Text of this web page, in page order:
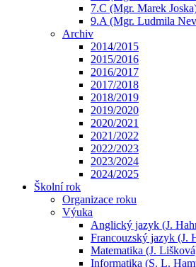
7.C (Mgr. Marek
9.A (Mgr. Ludmila
Archiv
2014/2015
2015/2016
2016/2017
2017/2018
2018/2019
2019/2020
2020/2021
2021/2022
2022/2023
2023/2024
2024/2025
Školní rok
Organizace roku
Výuka
Anglický jazyk (J.
Francouzský jazyk (J.
Matematika (J.
Informatika (S. L.